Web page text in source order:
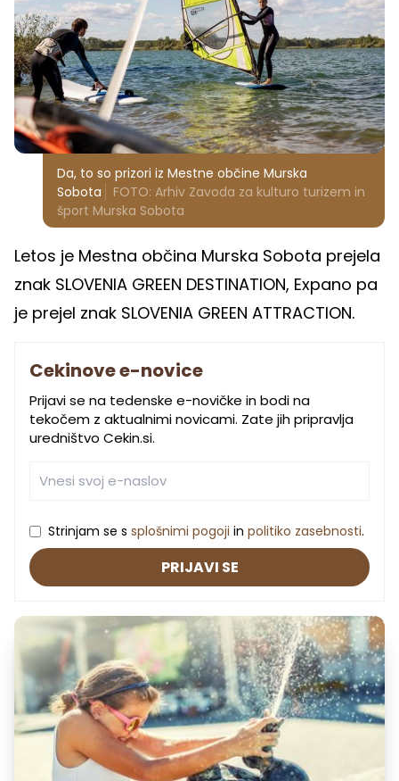
Da, to so prizori iz Mestne občine Murska
Sobota
FOTO: Arhiv Zavoda za kulturo turizem in
šport Murska Sobota
Letos je Mestna občina Murska Sobota prejela
znak SLOVENIA GREEN DESTINATION, Expano pa
je prejel znak SLOVENIA GREEN ATTRACTION.
Cekinove e-novice
Prijavi se na tedenske e-novičke in bodi na
tekočem z aktualnimi novicami. Zate jih pripravlja
uredništvo Cekin.si.
Strinjam se s splošnimi pogoji in politiko zasebnosti.
PRIJAVI SE